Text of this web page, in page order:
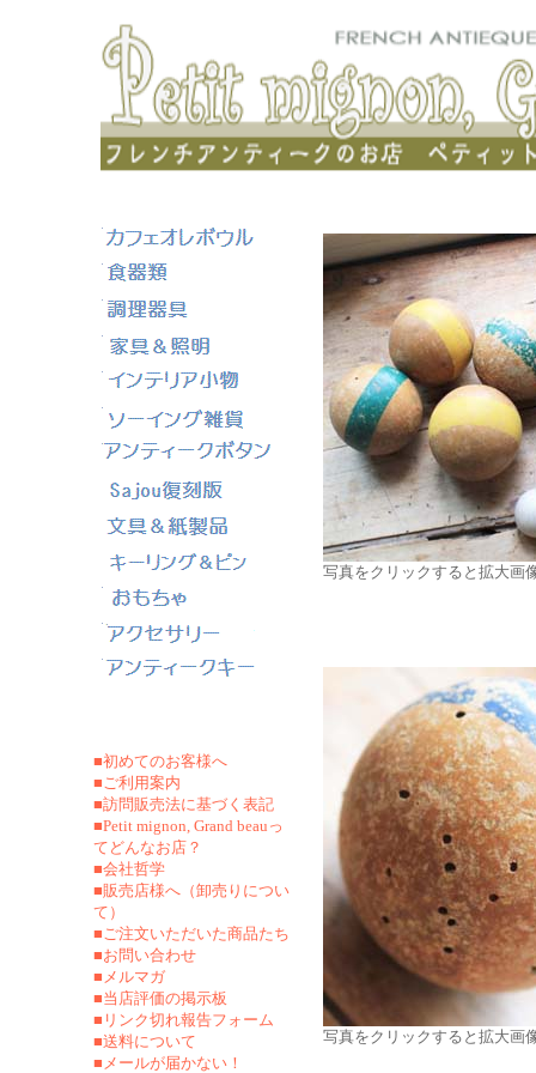
■初めてのお客様へ
■ご利用案内
■訪問販売法に基づく表記
■Petit mignon, Grand beauっ
てどんなお店？
■会社哲学
■販売店様へ（卸売りについ
て）
■ご注文いただいた商品たち
■お問い合わせ
■メルマガ
■当店評価の掲示板
■リンク切れ報告フォーム
■送料について
■メールが届かない！
写真をクリックすると拡大画
写真をクリックすると拡大画